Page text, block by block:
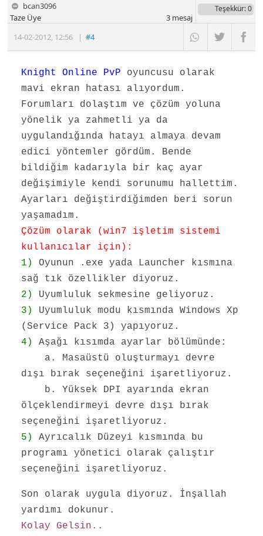
bcan3096
14-02-2012, 12:56 |#4
Taze Üye
Teşekkür: 0
3mesaj
Knight Online PvP oyuncusu olarak
mavi ekran hatası alıyordum.
Forumları dolaştım ve çözüm yoluna
yönelik ya zahmetli ya da
uygulandığında hatayı almaya devam
edici yöntemler gördüm. Bende
bildiğim kadarıyla bir kaç ayar
değişimiyle kendi sorunumu hallettim.
Ayarları değiştirdiğimden beri sorun
yaşamadım.
Çözüm olarak (win7 işletim sistemi
kullanıcılar için):
1)
Oyunun .exe yada Launcher kısmına
sağ tık özellikler diyoruz.
2)
Uyumluluk sekmesine geliyoruz.
3)
Uyumluluk modu kısmında Windows Xp
(Service Pack 3) yapıyoruz.
4)
Aşağı kısımda ayarlar bölümünde:
a. Masaüstü oluşturmayı devre
dışı bırak seçeneğini işaretliyoruz.
b. Yüksek DPI ayarında ekran
ölçeklendirmeyi devre dışı bırak
seçeneğini işaretliyoruz.
5)
Ayrıcalık Düzeyi kısmında bu
programı yönetici olarak çalıştır
seçeneğini işaretliyoruz.
Son olarak uygula diyoruz. İnşallah
yardımı dokunur.
Kolay Gelsin..